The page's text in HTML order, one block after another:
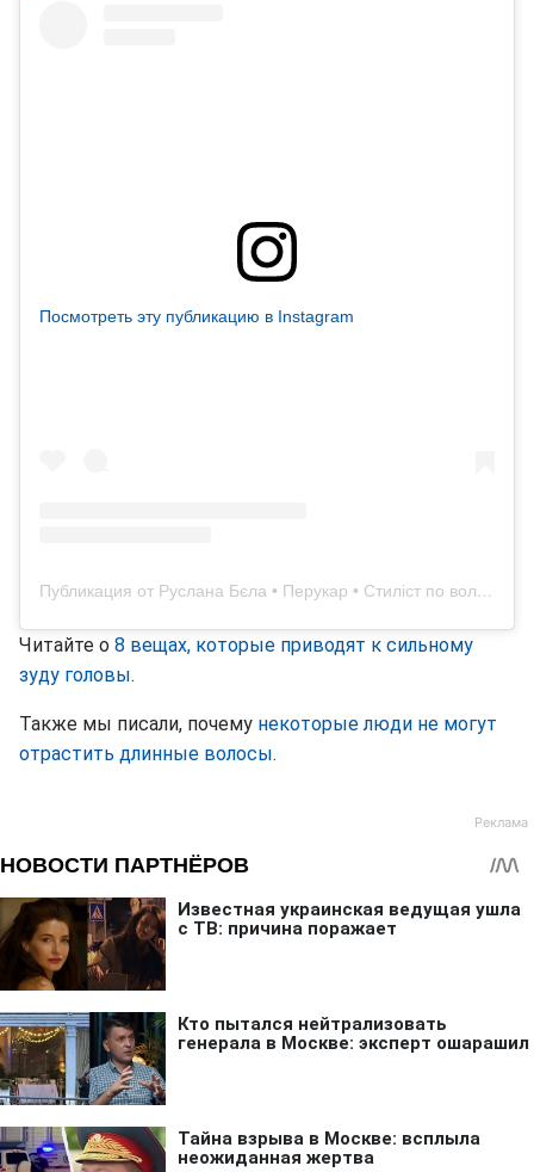
Посмотреть эту публикацию в Instagram
Публикация от Руслана Бєла • Перукар • Стиліст по волоссю • Колорист (@ruslana.bela)
Читайте о 8 вещах, которые приводят к сильному
зуду головы.
Также мы писали, почему некоторые люди не могут
отрастить длинные волосы.